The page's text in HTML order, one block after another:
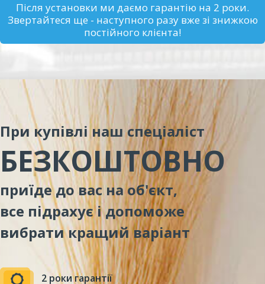
Після установки ми даємо гарантію на 2 роки.
Звертайтеся ще - наступного разу вже зі знижкою
постійного клієнта!
При купівлі наш спеціаліст
БЕЗКОШТОВНО
приїде до вас на об'єкт,
все підрахує і допоможе
вибрати кращий варіант
2 роки гарантії